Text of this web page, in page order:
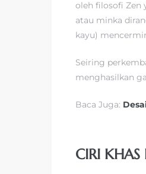
oleh filosofi Zen
atau minka
kayu)
Seiring
menghasilkan
Baca Juga:
CIRI